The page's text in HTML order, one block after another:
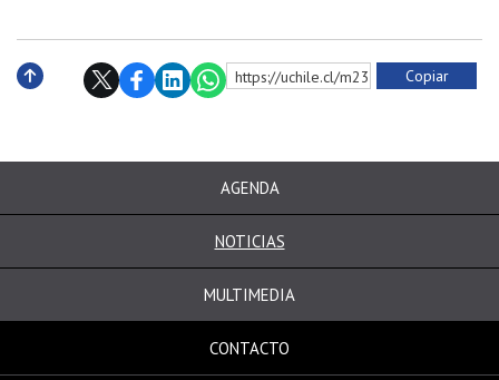
https://uchile.cl/m230919 Copiar
AGENDA
NOTICIAS
MULTIMEDIA
CONTACTO